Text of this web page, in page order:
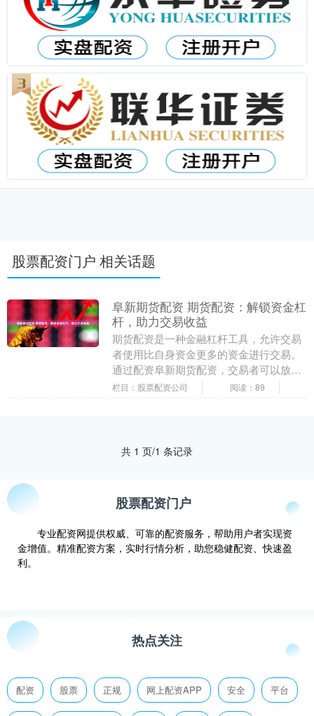
股票配资门户 相关话题
阜新期货配资 期货配资：解锁资金杠
杆，助力交易收益
期货配资是一种金融杠杆工具，允许交易
者使用比自身资金更多的资金进行交易。
通过配资阜新期货配资，交易者可以放大
交易收益，但同时也要承担更高的风险。
栏目：股票配资公司 阅读：89
共 1 页/1 条记录
股票配资门户
专业配资网提供权威、可靠的配资服务，帮助用户者实现资
金增值。精准配资方案，实时行情分析，助您稳健配资、快速盈
利。
热点关注
配资 股票 正规 网上配资APP 安全 平台